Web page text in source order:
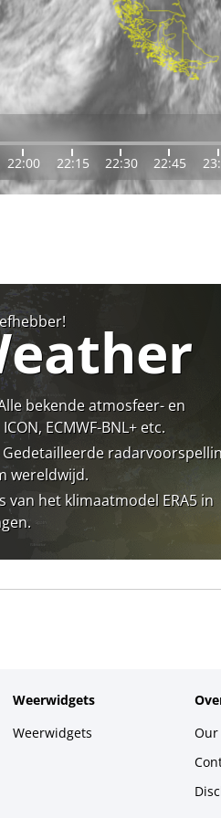
22:00 22:15 22:30 22:45
bekende atmosfeer- en
ECMWF-BNL+ etc.
Gedetailleerde
wereldwijd.
van het klimaatmodel ERA5 in
Weerwidgets
Weerwidgets
Our